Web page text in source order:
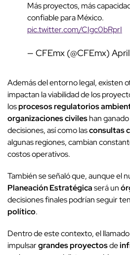
Más proyectos, más
confiable para México.
pic.twitter.com/CIgc0bRprI
— CFEmx (@CFEmx)
Además del entorno legal, existen
impactan la viabilidad de los
losprocesos regulatorios
organizaciones civileshan
decisiones, así como lasconsultas
algunas regiones, cambian
costos operativos.
También se señaló que, aunque el
Planeación Estratégicaserá un
decisiones finales podrían seguir
político.
Dentro de este contexto, el llamado
impulsargrandes proyectosde